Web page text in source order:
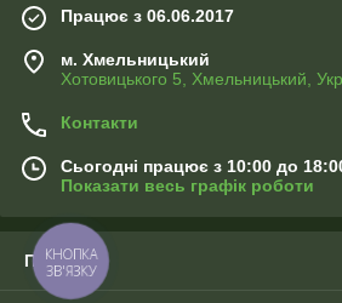
Працює з 06.06.2017
м. Хмельницький
Хотовицького 5, Хмельницький,
Контакти
Сьогодні працює з 10:00 до
Показати весь графік роботи
Про нас
КНОПКА
ЗВ'ЯЗКУ